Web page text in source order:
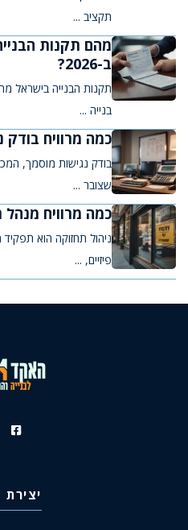
תקציב ...
מהם תקנות
ב-2026?
תקנות הבנייה בישראל
בנייה ...
כמה מרוויח בודק
בודק נגישות מוסמך,
שצובר ...
כמה מרוויח מנהל
ניהול תחזוקה הוא
פיזיים, ...